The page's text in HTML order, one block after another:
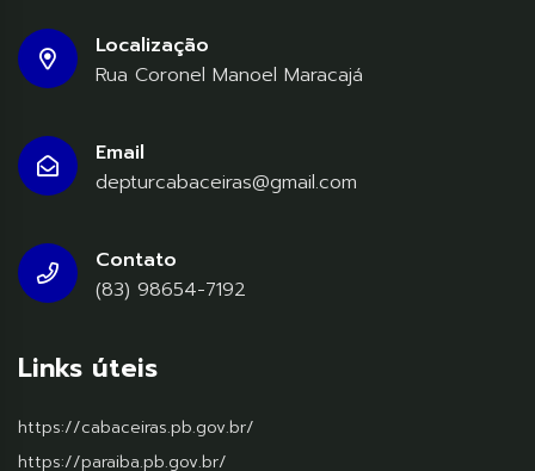
Localização
Rua Coronel Manoel Maracajá
Email
depturcabaceiras@gmail.com
Contato
(83) 98654-7192
Links úteis
https://cabaceiras.pb.gov.br/
https://paraiba.pb.gov.br/